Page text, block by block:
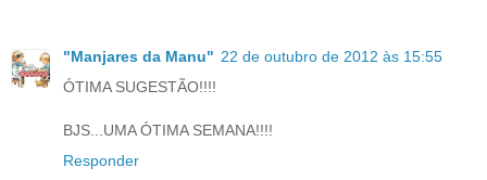
"Manjares da Manu" 22 de outubro de 2012 às 15:55
ÓTIMA SUGESTÃO!!!!
BJS...UMA ÓTIMA SEMANA!!!!
Responder